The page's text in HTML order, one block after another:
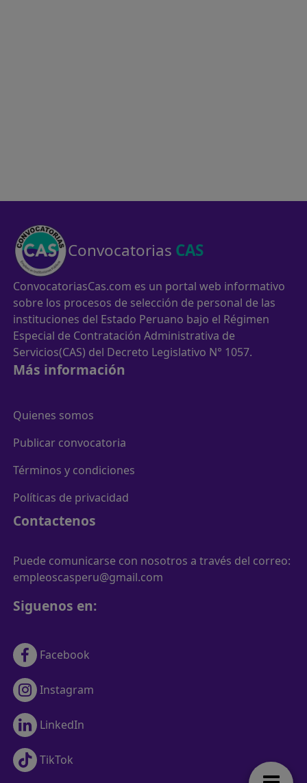
Convocatorias CAS
ConvocatoriasCas.com es un portal web informativo
sobre los procesos de selección de personal de las
instituciones del Estado Peruano bajo el Régimen
Especial de Contratación Administrativa de
Servicios(CAS) del Decreto Legislativo N° 1057.
Más información
Quienes somos
Publicar convocatoria
Términos y condiciones
Políticas de privacidad
Contactenos
Puede comunicarse con nosotros a través del correo:
empleoscasperu@gmail.com
Siguenos en:
Facebook
Instagram
LinkedIn
TikTok